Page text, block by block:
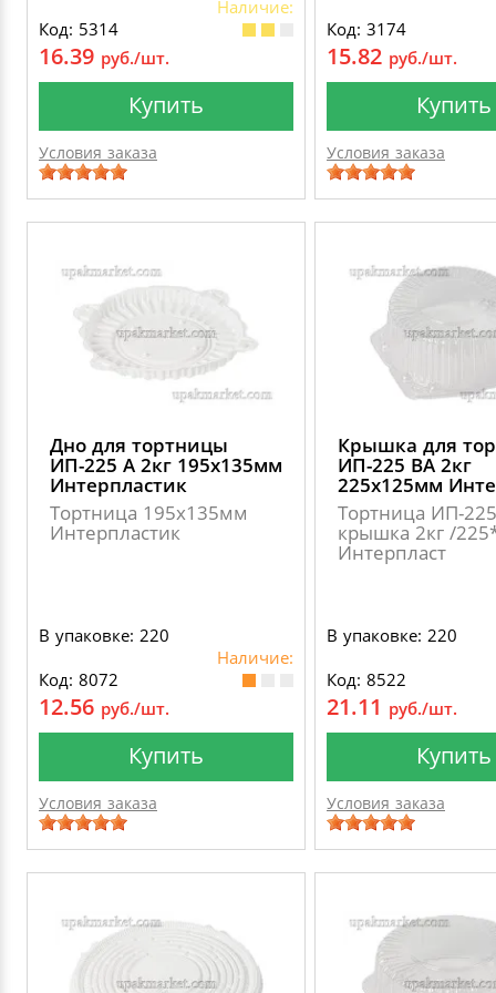
Наличие:
Код: 5314
16.39 руб./шт.
Купить
Условия заказа
Код: 3174
15.82 руб./шт.
Купить
Условия заказа
Дно для тортницы
ИП-225 А 2кг 195х135мм
Интерпластик
Тортница 195х135мм
Интерпластик
В упаковке: 220
Наличие:
Код: 8072
12.56 руб./шт.
Купить
Условия заказа
Крышка для
ИП-225 ВА 2кг
225х125мм
Тортница ИП-
крышка 2кг /
Интерпласт
В упаковке: 220
Код: 8522
21.11 руб./шт.
Купить
Условия заказа